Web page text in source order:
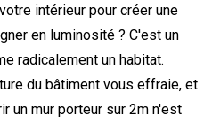
intérieur pour créer une
en luminosité ? C'est un
radicalement un habitat.
du bâtiment vous effraie, et
un mur porteur sur 2m n'est